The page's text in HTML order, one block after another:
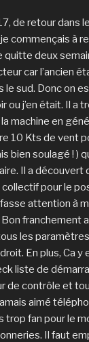
de retour dans
commençais à
quitte deux
car l’ancien
le sud. Donc on
ou j’en était. Il a
machine en
10 Kts de vent
bien soulagé ! )
Il a découvert
pour le
attention à
franchement
les
En plus, Ca y
liste de
de contrôle et
aimé
trop fan pour le
Il faut